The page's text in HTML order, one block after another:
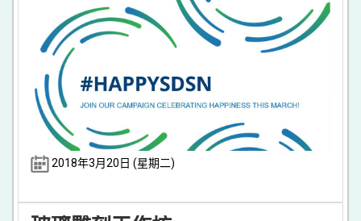
2018年3月20日 (星期二)